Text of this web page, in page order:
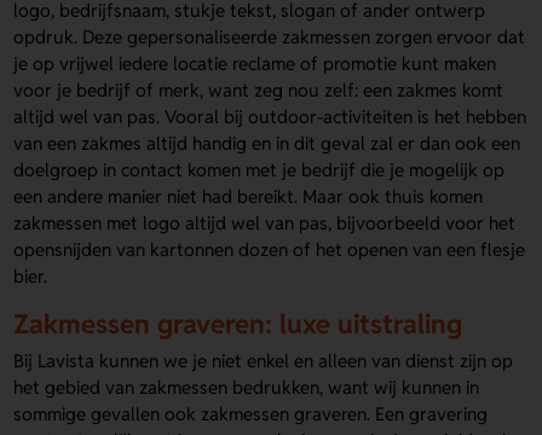
logo, bedrijfsnaam, stukje tekst, slogan of ander ontwerp
opdruk. Deze gepersonaliseerde zakmessen zorgen ervoor dat
je op vrijwel iedere locatie reclame of promotie kunt maken
voor je bedrijf of merk, want zeg nou zelf: een zakmes komt
altijd wel van pas. Vooral bij outdoor-activiteiten is het hebben
van een zakmes altijd handig en in dit geval zal er dan ook een
doelgroep in contact komen met je bedrijf die je mogelijk op
een andere manier niet had bereikt. Maar ook thuis komen
zakmessen met logo altijd wel van pas, bijvoorbeeld voor het
opensnijden van kartonnen dozen of het openen van een flesje
bier.
Zakmessen graveren: luxe uitstraling
Bij Lavista kunnen we je niet enkel en alleen van dienst zijn op
het gebied van zakmessen bedrukken, want wij kunnen in
sommige gevallen ook zakmessen graveren. Een gravering